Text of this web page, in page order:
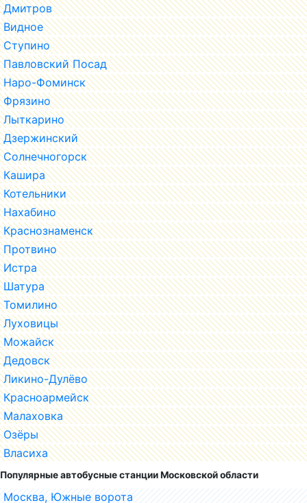
Дмитров
Видное
Ступино
Павловский Посад
Наро-Фоминск
Фрязино
Лыткарино
Дзержинский
Солнечногорск
Кашира
Котельники
Нахабино
Краснознаменск
Протвино
Истра
Шатура
Томилино
Луховицы
Можайск
Дедовск
Ликино-Дулёво
Красноармейск
Малаховка
Озёры
Власиха
Популярные автобусные станции Московской области
Москва, Южные ворота